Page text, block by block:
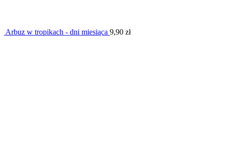
Arbuz w tropikach - dni miesiąca 9,90 zł